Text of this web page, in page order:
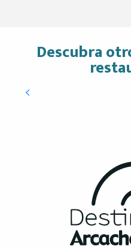
Descubra
Sala de Embajadores